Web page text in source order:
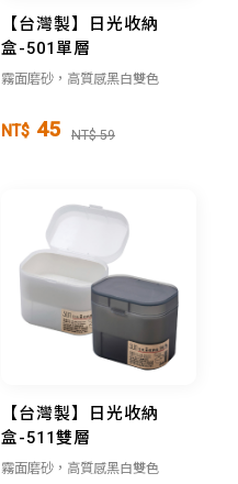
【台灣製】日光收納
盒-501單層
霧面磨砂，高質感黑白雙色
NT$ 45 NT$ 59
【台灣製】日光收納
盒-511雙層
霧面磨砂，高質感黑白雙色